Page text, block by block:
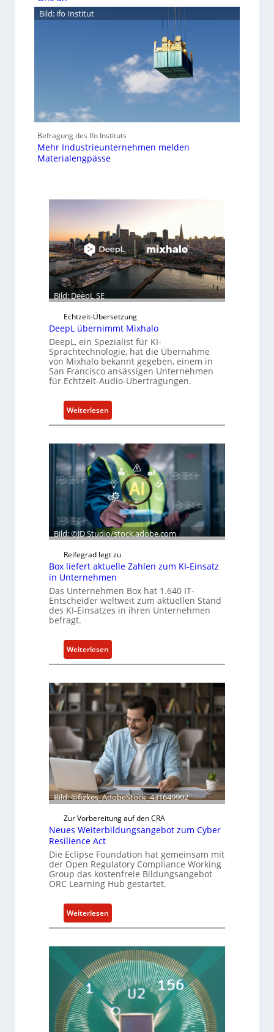
Bild: ifo Institut
Befragung des Ifo Instituts
Mehr Industrieunternehmen melden
Materialengpässe
Bild: DeepL SE
Echtzeit-Übersetzung
DeepL übernimmt Mixhalo
DeepL, ein Spezialist für KI-
Sprachtechnologie, hat die Übernahme
von Mixhalo bekannt gegeben, einem in
San Francisco ansässigen Unternehmen
für Echtzeit-Audio-Übertragungen.
Weiterlesen
D
p
L
ü
b
e
r
n
i
m
m
t
M
i
h
l
Bild: ©JD Studio/stock.adobe.com
Reifegrad legt zu
Box liefert aktuelle Zahlen zum KI-Einsatz
in Unternehmen
Das Unternehmen Box hat 1.640 IT-
Entscheider weltweit zum aktuellen Stand
des KI-Einsatzes in ihren Unternehmen
befragt.
Weiterlesen
B
x
i
e
f
e
r
t
a
k
t
u
l
l
e
a
h
l
e
n
z
u
m
K
I
Bild: ©fizkes_AdobeStock_431649902
Zur Vorbereitung auf den CRA
Neues Weiterbildungsangebot zum Cyber
Resilience Act
Die Eclipse Foundation hat gemeinsam mit
der Open Regulatory Compliance Working
Group das kostenfreie Bildungsangebot
ORC Learning Hub gestartet.
Weiterlesen
N
u
e
s
W
e
i